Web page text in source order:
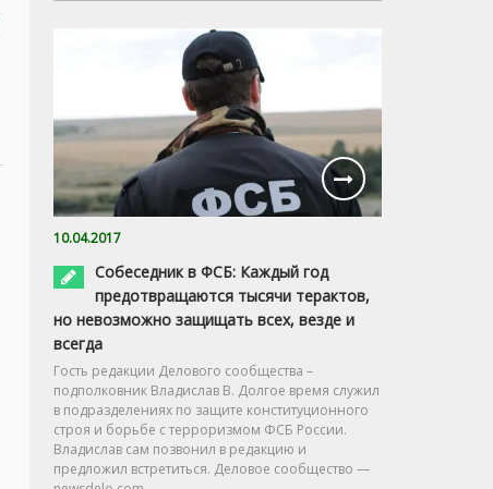
10.04.2017
Собеседник в ФСБ: Каждый год
предотвращаются тысячи терактов,
но невозможно защищать всех, везде и
всегда
Гость редакции Делового сообщества –
подполковник Владислав В. Долгое время служил
в подразделениях по защите конституционного
строя и борьбе с терроризмом ФСБ России.
Владислав сам позвонил в редакцию и
предложил встретиться. Деловое сообщество —